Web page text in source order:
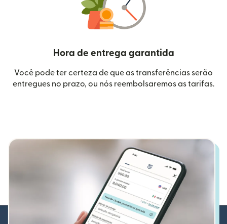
Hora de entrega garantida
Você pode ter certeza de que as transferências serão
entregues no prazo, ou nós reembolsaremos as tarifas.